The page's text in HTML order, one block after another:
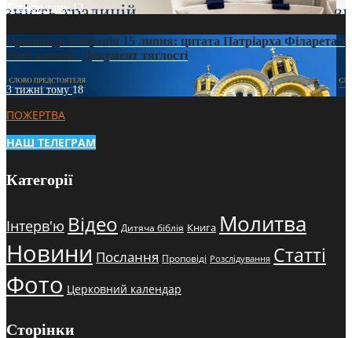
3 тижні тому12
Проповідь Епіфанія 15 липня: цитата Патріарха Філарета з
його амвона. Документ тяглості
3 тижні тому18
ПОЖЕРТВА
НАШ ТЕЛЕГРАМ
Категорії
Інтерв'ю Відео Дитяча біблія Книга Молитва
Новини Послання Проповіді Розслідування Статті
Фото Церковний календар
Сторінки